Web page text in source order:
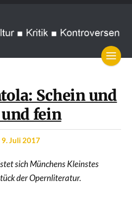
Schein und
fein
9. Juli 2017
sich Münchens Kleinstes
der Opernliteratur.